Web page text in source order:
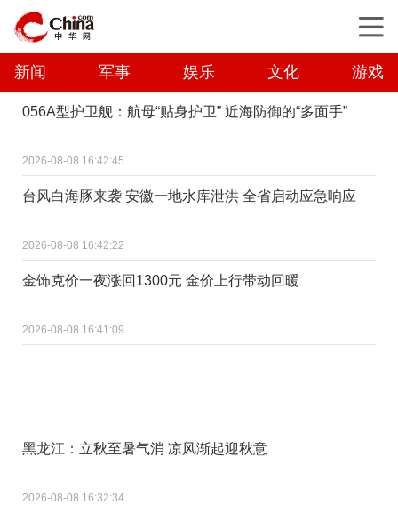
新闻 军事 娱乐 文化 游戏
056A型护卫舰：航母“贴身护卫” 近海防御的“多面手”
2026-08-08 16:42:45
台风白海豚来袭 安徽一地水库泄洪 全省启动应急响应
2026-08-08 16:42:22
金饰克价一夜涨回1300元 金价上行带动回暖
2026-08-08 16:41:09
黑龙江：立秋至暑气消 凉风渐起迎秋意
2026-08-08 16:32:34